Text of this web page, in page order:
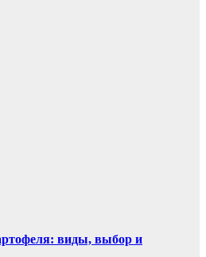
виды, выбор и